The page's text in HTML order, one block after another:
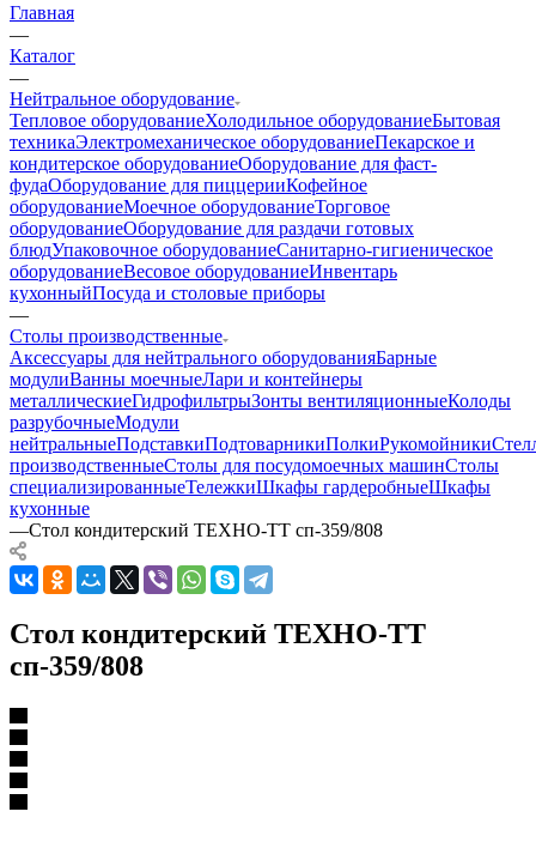
Главная
—
Каталог
—
Нейтральное оборудование
Тепловое оборудованиеХолодильное оборудованиеБытовая
техникаЭлектромеханическое оборудованиеПекарское и
кондитерское оборудованиеОборудование для фаст-
фудаОборудование для пиццерииКофейное
оборудованиеМоечное оборудованиеТорговое
оборудованиеОборудование для раздачи готовых
блюдУпаковочное оборудованиеСанитарно-гигиеническое
оборудованиеВесовое оборудованиеИнвентарь
кухонныйПосуда и столовые приборы
—
Столы производственные
Аксессуары для нейтрального оборудованияБарные
модулиВанны моечныеЛари и контейнеры
металлическиеГидрофильтрыЗонты вентиляционныеКолоды
разрубочныеМодули
нейтральныеПодставкиПодтоварникиПолкиРукомойники
производственныеСтолы для посудомоечных машинСтолы
специализированныеТележкиШкафы гардеробныеШкафы
кухонные
—Стол кондитерский ТЕХНО-ТТ сп-359/808
Стол кондитерский ТЕХНО-ТТ
сп-359/808